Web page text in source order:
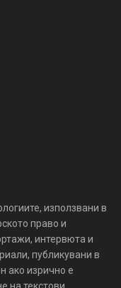
използвани в
право и
интервюта и
публикувани в
ако изрично е
на текстови